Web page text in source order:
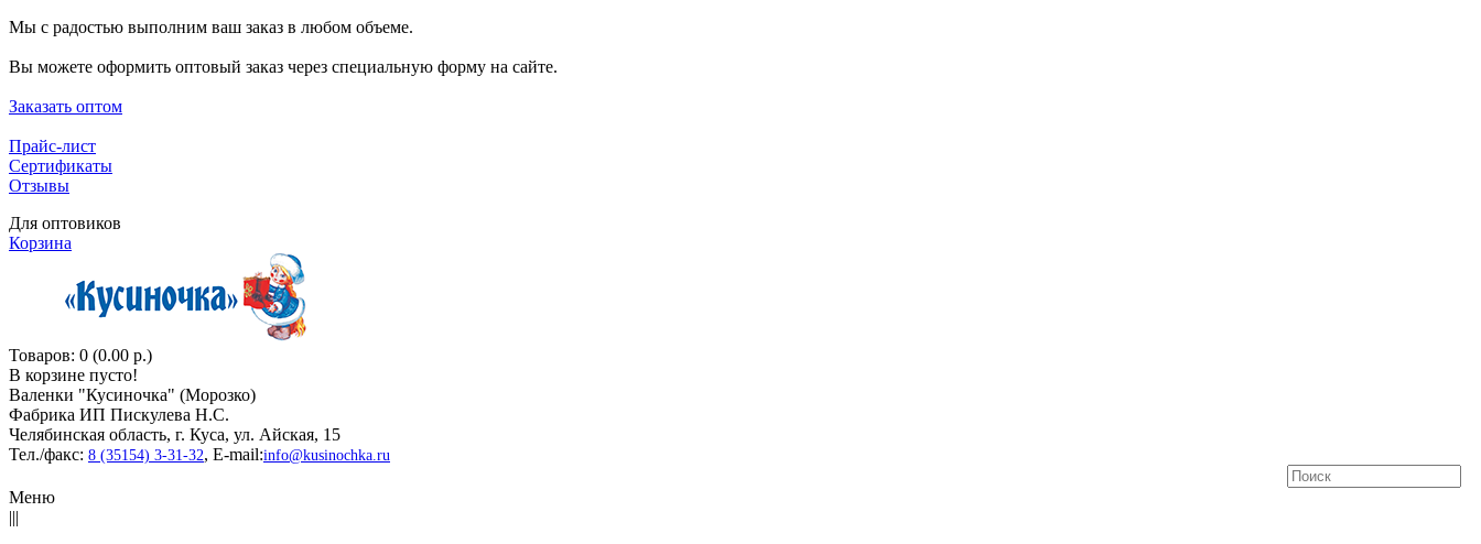
Мы с радостью выполним ваш заказ в любом объеме.
Вы можете оформить оптовый заказ через специальную форму на сайте.
Заказать оптом
Прайс-лист
Сертификаты
Отзывы
Для оптовиков
Корзина
Товаров: 0 (0.00 р.)
В корзине пусто!
Валенки "Кусиночкa" (Морозко)
Фабрика ИП Пискулева Н.С.
Челябинская область, г. Куса, ул. Айская, 15
Тел./факс: 8 (35154) 3-31-32, E-mail:info@kusinochka.ru
Меню
|||